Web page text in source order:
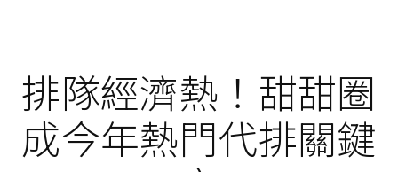
排隊經濟熱！甜甜圈
成今年熱門代排關鍵